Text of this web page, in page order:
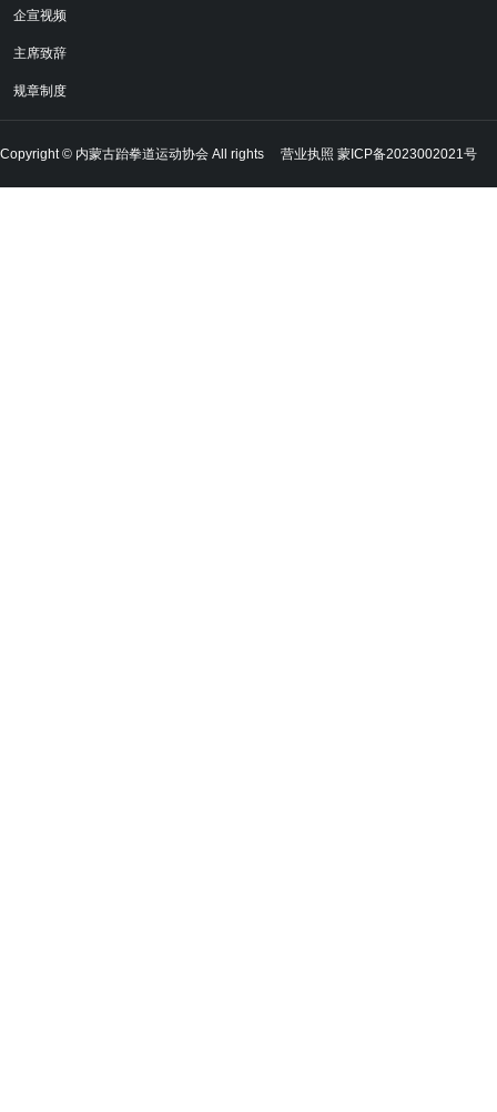
企宣视频
主席致辞
规章制度
Copyright © 内蒙古跆拳道运动协会 All rights 营业执照 蒙ICP备2023002021号